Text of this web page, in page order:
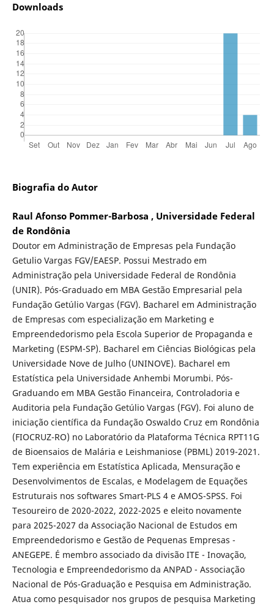
Downloads
Biografia do Autor
Raul Afonso Pommer-Barbosa , Universidade Federal
de Rondônia
Doutor em Administração de Empresas pela Fundação
Getulio Vargas FGV/EAESP. Possui Mestrado em
Administração pela Universidade Federal de Rondônia
(UNIR). Pós-Graduado em MBA Gestão Empresarial pela
Fundação Getúlio Vargas (FGV). Bacharel em Administração
de Empresas com especialização em Marketing e
Empreendedorismo pela Escola Superior de Propaganda e
Marketing (ESPM-SP). Bacharel em Ciências Biológicas pela
Universidade Nove de Julho (UNINOVE). Bacharel em
Estatística pela Universidade Anhembi Morumbi. Pós-
Graduando em MBA Gestão Financeira, Controladoria e
Auditoria pela Fundação Getúlio Vargas (FGV). Foi aluno de
iniciação científica da Fundação Oswaldo Cruz em Rondônia
(FIOCRUZ-RO) no Laboratório da Plataforma Técnica RPT11G
de Bioensaios de Malária e Leishmaniose (PBML) 2019-2021.
Tem experiência em Estatística Aplicada, Mensuração e
Desenvolvimentos de Escalas, e Modelagem de Equações
Estruturais nos softwares Smart-PLS 4 e AMOS-SPSS. Foi
Tesoureiro de 2020-2022, 2022-2025 e eleito novamente
para 2025-2027 da Associação Nacional de Estudos em
Empreendedorismo e Gestão de Pequenas Empresas -
ANEGEPE. É membro associado da divisão ITE - Inovação,
Tecnologia e Empreendedorismo da ANPAD - Associação
Nacional de Pós-Graduação e Pesquisa em Administração.
Atua como pesquisador nos grupos de pesquisa Marketing